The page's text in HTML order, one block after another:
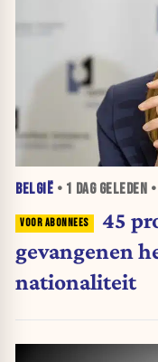
BELGIË • 1 DAGGELEDEN •
45
gevangenen
nationaliteit